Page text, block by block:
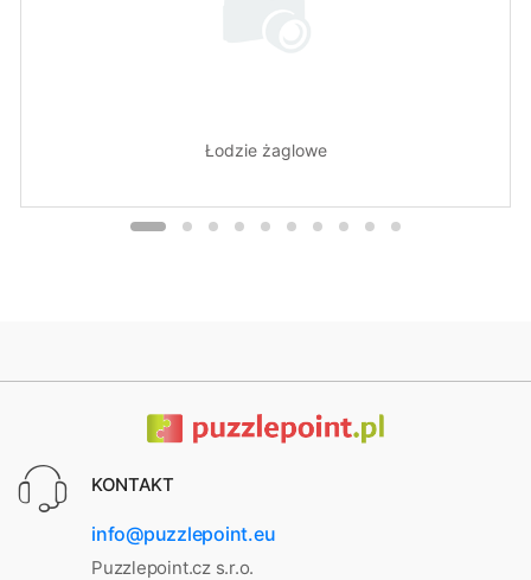
Łodzie żaglowe
KONTAKT
info@puzzlepoint.eu
Puzzlepoint.cz s.r.o.